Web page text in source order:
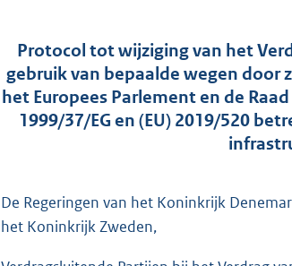
Protocol tot wijziging van het
gebruik van bepaalde wegen door
het Europees Parlement en de
1999/37/EG en (EU) 2019/520
De Regeringen van het Koninkrijk
het Koninkrijk Zweden,